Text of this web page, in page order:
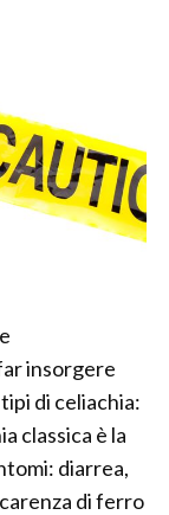
insorgere
di celiachia:
classica è la
diarrea,
di ferro